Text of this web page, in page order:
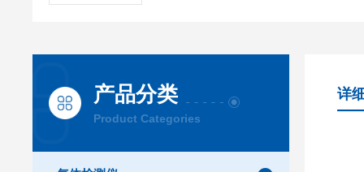
产品分类
Product Categories
详